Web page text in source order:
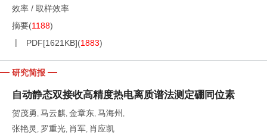
效率 / 取样效率
摘要(1188)
PDF[1621KB](1883)
研究简报
自动静态双接收高精度热电离质谱法测定硼同位素
贺茂勇, 马云麒, 金章东, 马海州 ,
张艳灵 , 罗重光, 肖军, 肖应凯